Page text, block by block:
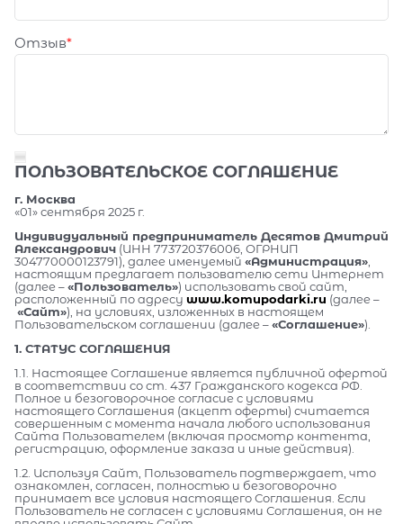
Отзыв
ПОЛЬЗОВАТЕЛЬСКОЕ СОГЛАШЕНИЕ
г. Москва
«01» сентября 2025 г.
Индивидуальный предприниматель Десятов Дмитрий
Александрович (ИНН 773720376006, ОГРНИП
304770000123791), далее именуемый «Администрация»,
настоящим предлагает пользователю сети Интернет
(далее –«Пользователь») использовать свой сайт,
расположенный по адресу www.komupodarki.ru (далее –
«Сайт»), на условиях, изложенных в настоящем
Пользовательском соглашении (далее –«Соглашение»).
1. СТАТУС СОГЛАШЕНИЯ
1.1. Настоящее Соглашение является публичной офертой
в соответствии со ст. 437 Гражданского кодекса РФ.
Полное и безоговорочное согласие с условиями
настоящего Соглашения (акцепт оферты) считается
совершенным с момента начала любого использования
Сайта Пользователем (включая просмотр контента,
регистрацию, оформление заказа и иные действия).
1.2. Используя Сайт, Пользователь подтверждает, что
ознакомлен, согласен, полностью и безоговорочно
принимает все условия настоящего Соглашения. Если
Пользователь не согласен с условиями Соглашения, он не